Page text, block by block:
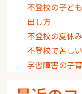
不登校の子ど
出し方
不登校の夏休
不登校で苦し
学習障害の子